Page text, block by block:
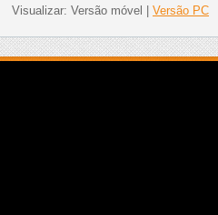
Visualizar: Versão móvel Versão PC